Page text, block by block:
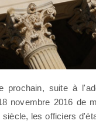
prochain, suite à
novembre 2016 de
siècle, les officiers